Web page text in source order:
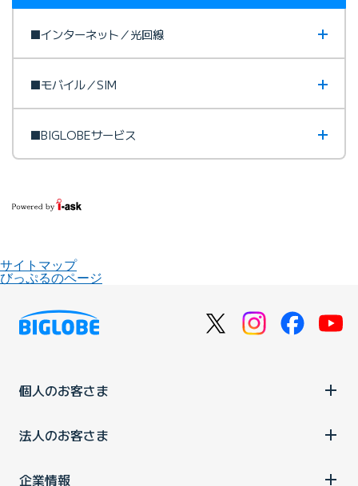
■インターネット／光回線
■モバイル／SIM
■BIGLOBEサービス
サイトマップ
びっぷるのページ
個人のお客さま
法人のお客さま
企業情報